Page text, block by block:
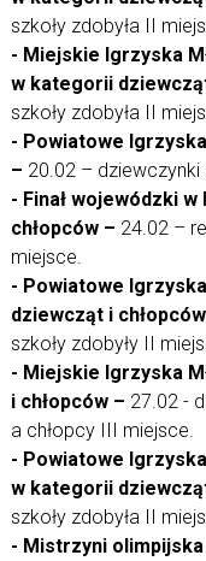
szkoły zdobyła II
- Miejskie Igrzyska
w kategorii
szkoły zdobyła II
- Powiatowe
– 20.02 – dziewczynki
- Finał wojewódzki
chłopców – 24.02 –
miejsce.
- Powiatowe
dziewcząt i
szkoły zdobyły II
- Miejskie Igrzyska
i chłopców – 27.02 -
a chłopcy III miejsce.
- Powiatowe
w kategorii
szkoły zdobyła II
- Mistrzyni olimpijska